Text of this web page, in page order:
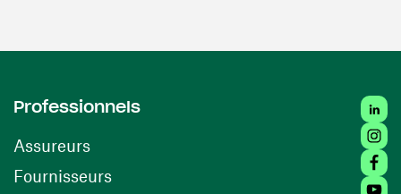
Professionnels
Assureurs
Fournisseurs(ouvre une nouvelle fenêtre)